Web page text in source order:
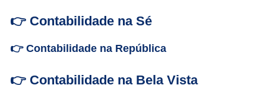
👉 Contabilidade na Sé
👉 Contabilidade na República
👉 Contabilidade na Bela Vista